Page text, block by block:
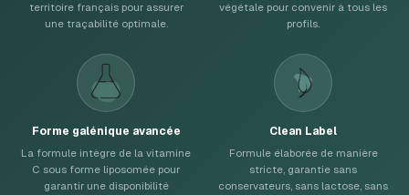
territoire français pour assurer
une traçabilité optimale.
végétale pour convenir à tous les
profils.
Forme galénique avancée
La formule intègre de la vitamine
C sous forme liposomée pour
garantir une disponibilité
Clean Label
Formule élaborée de manière
stricte, garantie sans
conservateurs, sans lactose, sans